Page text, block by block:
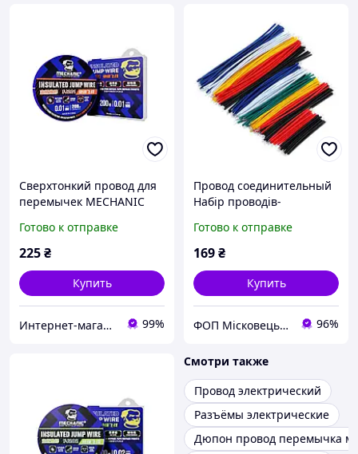
Сверхтонкий провод для
перемычек MECHANIC
изолированный
Готово к отправке
225₴
Купить
Интернет-магазин "RADIOMIR" 99%
Провод соединительный
Набір проводів-
Готово к отправке
169₴
Купить
ФОП Місковець О.Г. 96%
Смотри также
Провод электрический
Разъёмы электрические
Дюпон провод перемычка